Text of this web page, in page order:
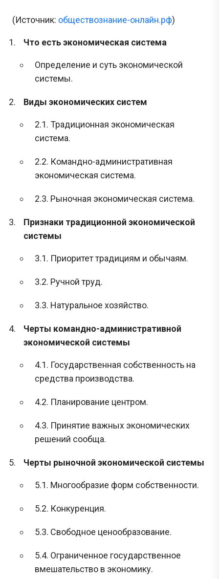
(Источник: обществознание-онлайн.рф)
Что есть экономическая система
Определение и суть экономической
системы.
Виды экономических систем
2.1. Традиционная экономическая
система.
2.2. Командно-административная
экономическая система.
2.3. Рыночная экономическая система.
Признаки традиционной экономической
системы
3.1. Приоритет традициям и обычаям.
3.2. Ручной труд.
3.3. Натуральное хозяйство.
Черты командно-административной
экономической системы
4.1. Государственная собственность на
средства производства.
4.2. Планирование центром.
4.3. Принятие важных экономических
решений сообща.
Черты рыночной экономической системы
5.1. Многообразие форм собственности.
5.2. Конкуренция.
5.3. Свободное ценообразование.
5.4. Ограниченное государственное
вмешательство в экономику.